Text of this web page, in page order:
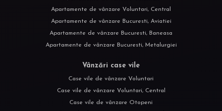
Apartamente de vânzare Voluntari, Central
Apartamente de vânzare Bucuresti, Aviatiei
Apartamente de vânzare Bucuresti, Baneasa
Apartamente de vânzare Bucuresti, Metalurgiei
Vânzări case vile
Case vile de vânzare Voluntari
Case vile de vânzare Voluntari, Central
Case vile de vânzare Otopeni